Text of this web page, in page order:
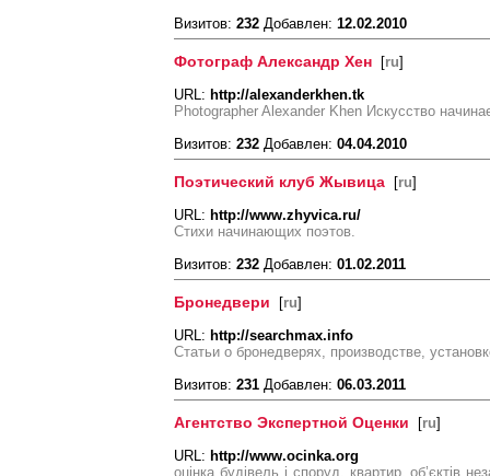
Визитов: 232 Добавлен: 12.02.2010
Фотограф Александр Хен [ru]
URL: http://alexanderkhen.tk
Photographer Alexander Khen Искусство
Визитов: 232 Добавлен: 04.04.2010
Поэтический клуб Жывица [ru]
URL: http://www.zhyvica.ru/
Стихи начинающих поэтов.
Визитов: 232 Добавлен: 01.02.2011
Бронедвери [ru]
URL: http://searchmax.info
Статьи о бронедверях, производстве,
Визитов: 231 Добавлен: 06.03.2011
Агентство Экспертной Оценки [ru]
URL: http://www.ocinka.org
оцінка будівель і споруд, квартир, об’єктів